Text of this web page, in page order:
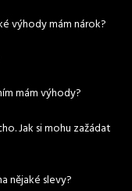
výhody mám nárok?
mám výhody?
Jak si mohu zažádat
nějaké slevy?